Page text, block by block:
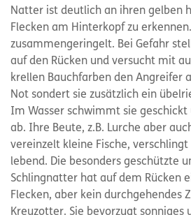
Natter ist deutlich an ihren gelben
Flecken am Hinterkopf zu
zusammengeringelt. Bei Gefahr
auf den Rücken und versucht mit
krellen Bauchfarben den Angreifer
Not sondert sie zusätzlich ein
Im Wasser schwimmt sie
ab. Ihre Beute, z.B. Lurche aber
vereinzelt kleine Fische,
lebend. Die besonders geschützte
Schlingnatter hat auf dem Rücken
Flecken, aber kein durchgehendes
Kreuzotter. Sie bevorzugt sonniges